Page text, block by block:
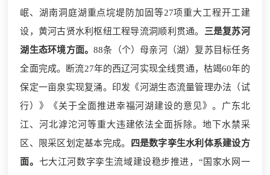
岷、湖南洞庭湖重点垸堤防加固等27项重大工程开工建
设，黄河古贤水利枢纽工程导流洞顺利贯通。 三是复苏河
湖生态环境方面。88条（个）母亲河（湖）复苏目标任务
全面完成。断流27年的西辽河实现全线贯通，枯竭60年的
保定一亩泉实现复涌。印发《河湖生态流量管理办法（试
行）》《关于全面推进幸福河湖建设的意见》。广东北
江、河北滹沱河等重大违建依法全面拆除。地下水禁采
区、限采区划定基本完成。
四是数字孪生水利体系建设方
面。 七大江河数字孪生流域建设稳步推进，“国家水网一